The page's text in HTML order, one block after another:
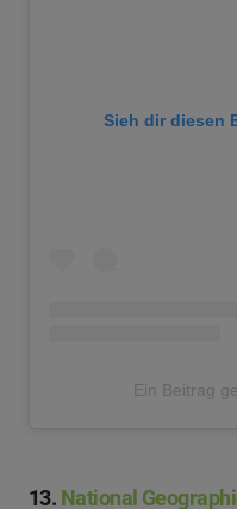
Sieh dir diesen
Ein Beitrag
13. National